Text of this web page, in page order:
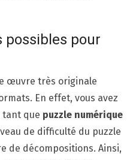
pour
œuvre très originale
En effet, vous avez
tant que puzzle numérique
de difficulté du puzzle
de décompositions. Ainsi,